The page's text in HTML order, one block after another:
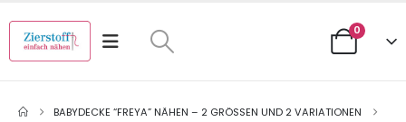
0
BABYDECKE “FREYA” NÄHEN – 2 GRÖSSEN UND 2 VARIATIONEN